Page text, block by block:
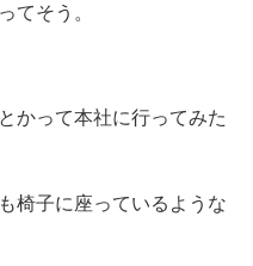
てそう。
かって本社に行ってみた
椅子に座っているような